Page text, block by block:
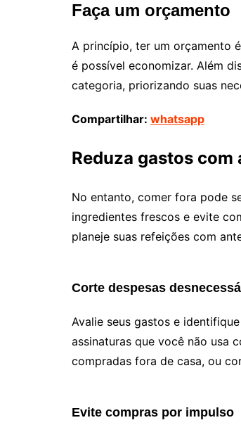
Faça um orçamento
A princípio, ter um orçamento
é possível economizar. Além
categoria, priorizando suas
Compartilhar: whatsapp
Reduza gastos com
No entanto, comer fora pode
ingredientes frescos e evite
planeje suas refeições com
Corte despesas
Avalie seus gastos e
assinaturas que você não usa
compradas fora de casa, ou
Evite compras por impulso